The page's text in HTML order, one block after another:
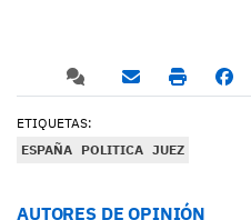
ETIQUETAS:
ESPAÑA POLITICA JUEZ
AUTORES DE OPINIÓN